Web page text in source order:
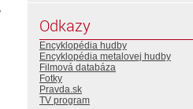
Odkazy
Encyklopédia hudby
Encyklopédia metalovej hudby
Filmová databáza
Fotky
Pravda.sk
TV program